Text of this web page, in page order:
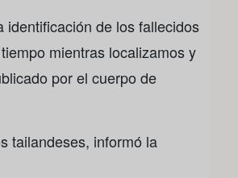
identificación de los fallecidos
mientras localizamos y
por el cuerpo de
tailandeses, informó la